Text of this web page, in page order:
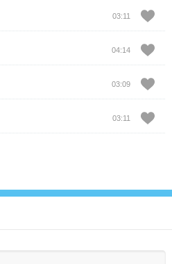
03:11
04:14
03:09
03:11